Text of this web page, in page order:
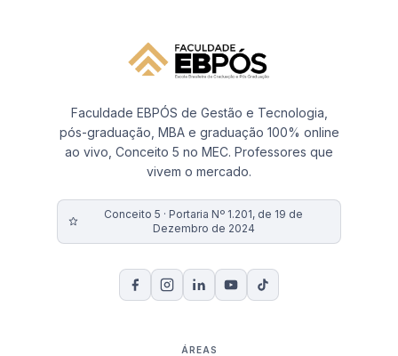
Faculdade EBPÓS de Gestão e Tecnologia,
pós-graduação, MBA e graduação 100% online
ao vivo, Conceito 5 no MEC. Professores que
vivem o mercado.
Conceito 5 · Portaria Nº 1.201, de 19 de
Dezembro de 2024
ÁREAS